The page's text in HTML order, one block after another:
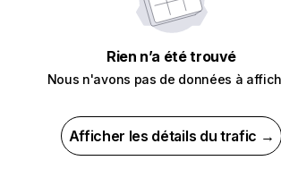
Rien n’a été trouvé
Nous n'avons pas de données à
Afficher les détails du trafic →